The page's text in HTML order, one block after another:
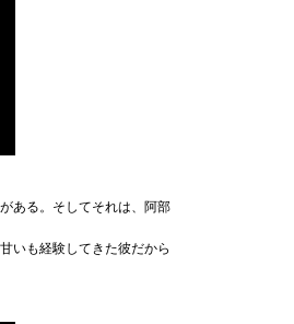
ある。そしてそれは、阿部
いも経験してきた彼だから